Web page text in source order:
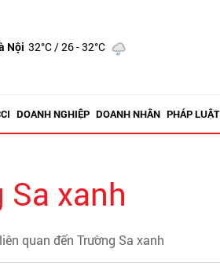
Nội 32°C/ 26 - 32°C
DOANH NGHIỆP DOANH NHÂN PHÁP LUẬT
Sa xanh
quan đến Trường Sa xanh